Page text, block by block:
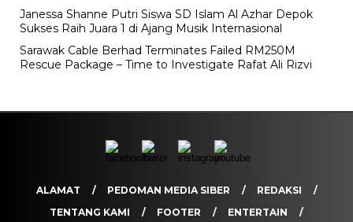
Janessa Shanne Putri Siswa SD Islam Al Azhar Depok
Sukses Raih Juara 1 di Ajang Musik Internasional
Sarawak Cable Berhad Terminates Failed RM250M
Rescue Package – Time to Investigate Rafat Ali Rizvi
ALAMAT PEDOMAN MEDIA SIBER
REDAKSI
TENTANG KAMI
FOOTER
ENTERTAIN